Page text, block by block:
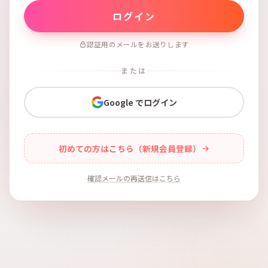
認証用のメールをお送りします
または
Google でログイン
初めての方はこちら（新規会員登録）
確認メールの再送信はこちら